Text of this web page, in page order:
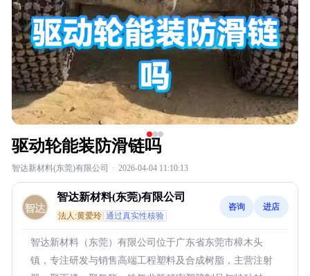
驱动轮能装防滑链吗
智达新材料(东莞)有限公司 · 2026-04-04 11:10:13
智达新材料(东莞)有限公司
法人:黄爱玲 通过真实性核验
咨询 进店
智达新材料（东莞）有限公司位于广东省东莞市樟木头
镇，专注研发与销售高端工程塑料及合成树脂，主营注射